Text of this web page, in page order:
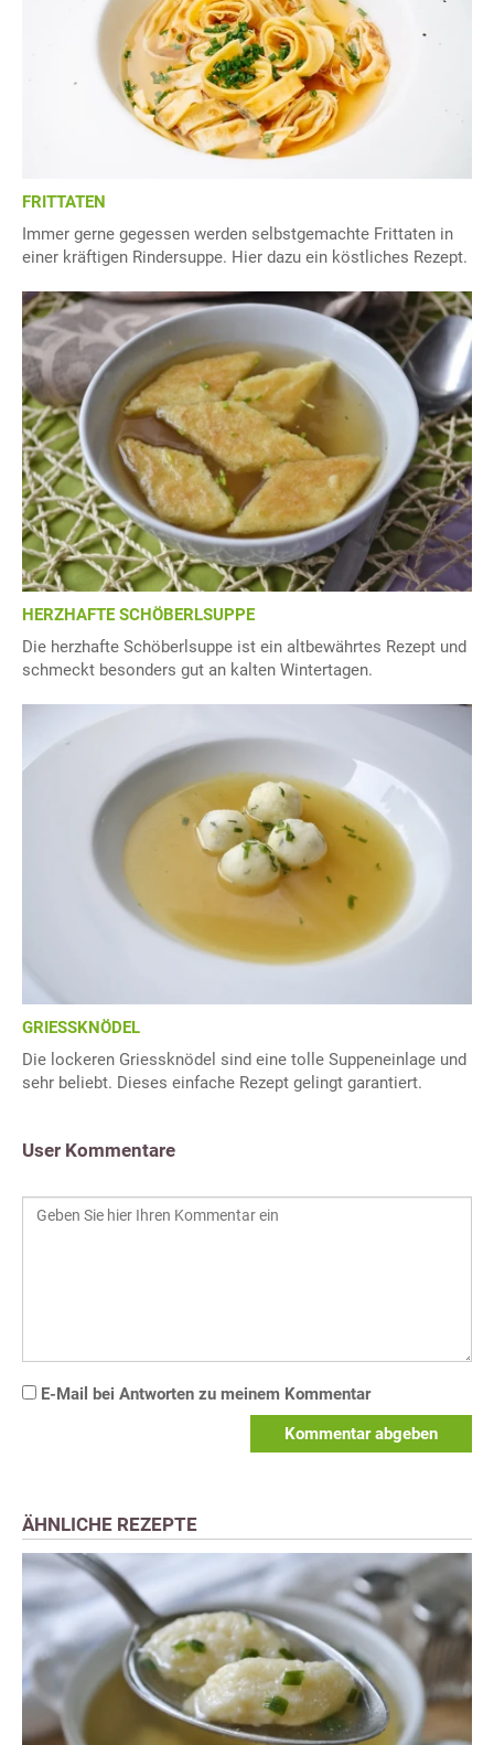
FRITTATEN
Immer gerne gegessen werden selbstgemachte Frittaten in
einer kräftigen Rindersuppe. Hier dazu ein köstliches Rezept.
HERZHAFTE SCHÖBERLSUPPE
Die herzhafte Schöberlsuppe ist ein altbewährtes Rezept und
schmeckt besonders gut an kalten Wintertagen.
GRIESSKNÖDEL
Die lockeren Griessknödel sind eine tolle Suppeneinlage und
sehr beliebt. Dieses einfache Rezept gelingt garantiert.
User Kommentare
E-Mail bei Antworten zu meinem Kommentar
Kommentar abgeben
ÄHNLICHE REZEPTE